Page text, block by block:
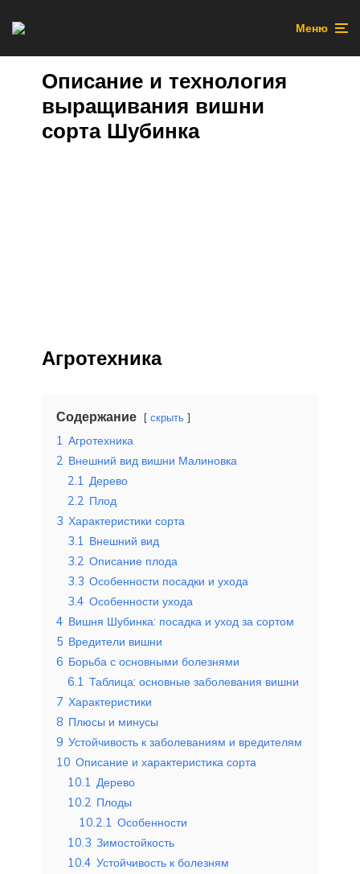
Меню
Описание и технология
выращивания вишни
сорта Шубинка
Агротехника
Содержание скрыть
1 Агротехника
2 Внешний вид вишни Малиновка
2.1 Дерево
2.2 Плод
3 Характеристики сорта
3.1 Внешний вид
3.2 Описание плода
3.3 Особенности посадки и ухода
3.4 Особенности ухода
4 Вишня Шубинка: посадка и уход за сортом
5 Вредители вишни
6 Борьба с основными болезнями
6.1 Таблица: основные заболевания вишни
7 Характеристики
8 Плюсы и минусы
9 Устойчивость к заболеваниям и вредителям
10 Описание и характеристика сорта
10.1 Дерево
10.2 Плоды
10.2.1 Особенности
10.3 Зимостойкость
10.4 Устойчивость к болезням